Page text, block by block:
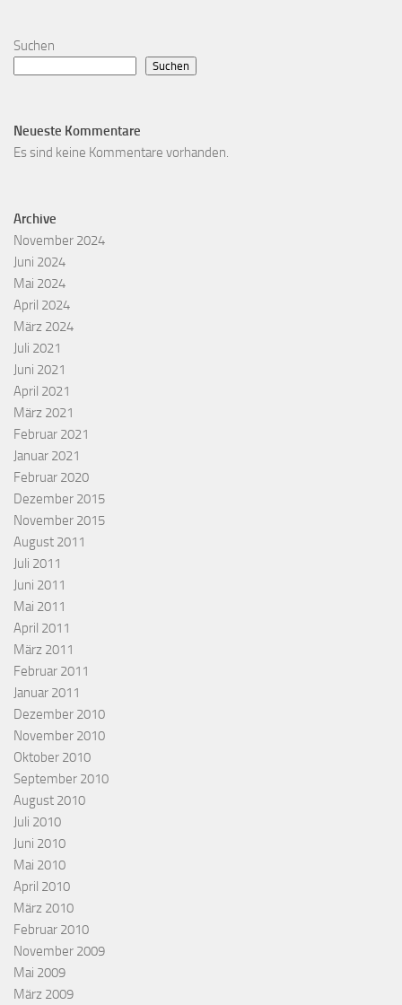
Suchen
Suchen
Neueste Kommentare
Es sind keine Kommentare vorhanden.
Archive
November 2024
Juni 2024
Mai 2024
April 2024
März 2024
Juli 2021
Juni 2021
April 2021
März 2021
Februar 2021
Januar 2021
Februar 2020
Dezember 2015
November 2015
August 2011
Juli 2011
Juni 2011
Mai 2011
April 2011
März 2011
Februar 2011
Januar 2011
Dezember 2010
November 2010
Oktober 2010
September 2010
August 2010
Juli 2010
Juni 2010
Mai 2010
April 2010
März 2010
Februar 2010
November 2009
Mai 2009
März 2009